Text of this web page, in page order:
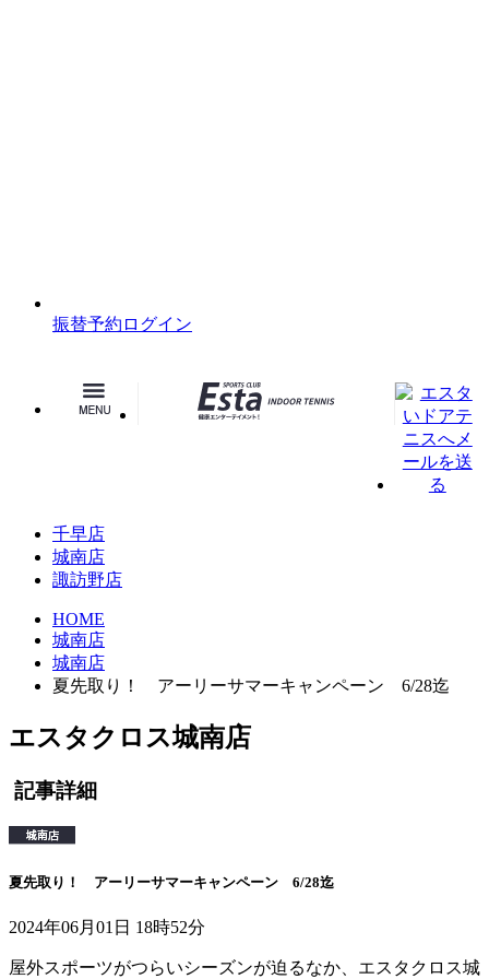
振替予約ログイン
千早店
城南店
諏訪野店
HOME
城南店
城南店
夏先取り！ アーリーサマーキャンペーン 6/28迄
エスタクロス城南店
記事詳細
夏先取り！ アーリーサマーキャンペーン 6/28迄
2024年06月01日 18時52分
屋外スポーツがつらいシーズンが迫るなか、エスタクロス城